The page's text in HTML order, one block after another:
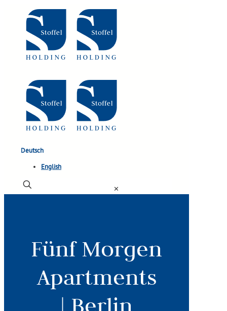
Deutsch
English
✕
Fünf Morgen
Apartments